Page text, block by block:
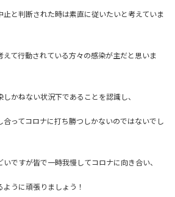
と判断された時は素直に従いたいと考えていま
て行動されている方々の感染が主だと思いま
かねない状況下であることを認識し、
ってコロナに打ち勝つしかないのではないでし
ですが皆で一時我慢してコロナに向き合い、
うに頑張りましょう！